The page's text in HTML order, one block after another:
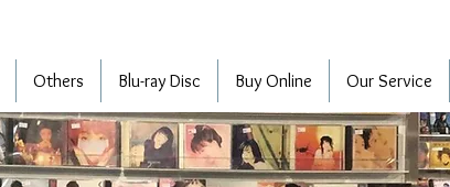
Others Blu-ray Disc Buy Online Our Service